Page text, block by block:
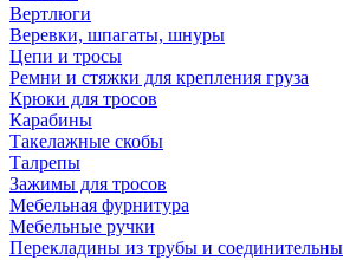
Вертлюги
Веревки, шпагаты, шнуры
Цепи и тросы
Ремни и стяжки для крепления груза
Крюки для тросов
Карабины
Такелажные скобы
Талрепы
Зажимы для тросов
Мебельная фурнитура
Мебельные ручки
Перекладины из трубы и